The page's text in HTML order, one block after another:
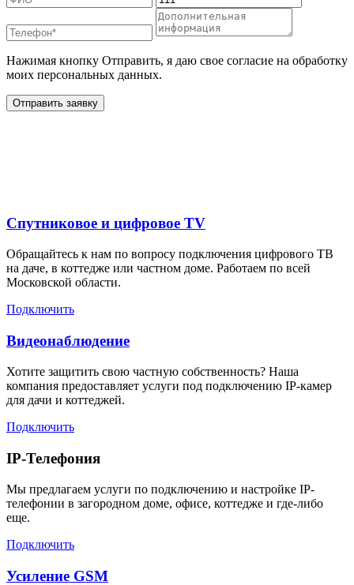
Нажимая кнопку Отправить, я даю свое согласие на обработку
моих персональных данных.
Отправить заявку
Спутниковое и цифровое TV
Обращайтесь к нам по вопросу подключения цифрового ТВ
на даче, в коттедже или частном доме. Работаем по всей
Московской области.
Подключить
Видеонаблюдение
Хотите защитить свою частную собственность? Наша
компания предоставляет услуги под подключению IP-камер
для дачи и коттеджей.
Подключить
IP-Телефония
Мы предлагаем услуги по подключению и настройке IP-
телефонии в загородном доме, офисе, коттедже и где-либо
еще.
Подключить
Усиление GSM